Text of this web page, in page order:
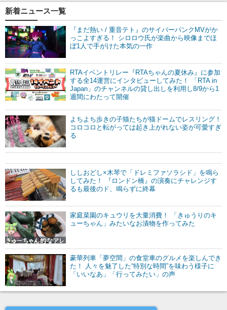
新着ニュース一覧
『まだ熱い / 重音テト』のサイバーパンクMVがか
っこよすぎる！ シロロウ氏が楽曲から映像までほ
ぼ1人で手がけた本気の一作
RTAイベントリレー『RTAちゃんの夏休み』に参加
する全14運営にインタビューしてみた！ 「RTA in
Japan」のチャンネルの貸し出しを利用し8/9から1
週間にわたって開催
よちよち歩きの子猫たちが猫ドームでレスリング！
コロコロと転がっては起き上がれない姿が可愛すぎ
る
ししおどし×木琴で「ドレミファソラシド」を鳴ら
してみた！ 『ロンドン橋』の演奏にチャレンジす
るも最後のド、鳴らずに終幕
家庭菜園のキュウリを大量消費！ 「きゅうりのキ
ューちゃん」みたいなお漬物を作ってみた
豪華列車「夢空間」の食堂車のグルメを楽しんでき
た！ 人々を魅了した“特別な時間”を味わう様子に
「いいなあ」「行ってみたい」の声